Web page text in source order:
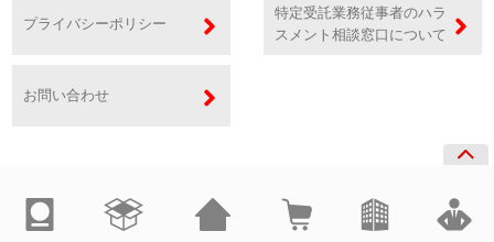
プライバシーポリシー
特定受託業務従事者のハラ
スメント相談窓口について
お問い合わせ